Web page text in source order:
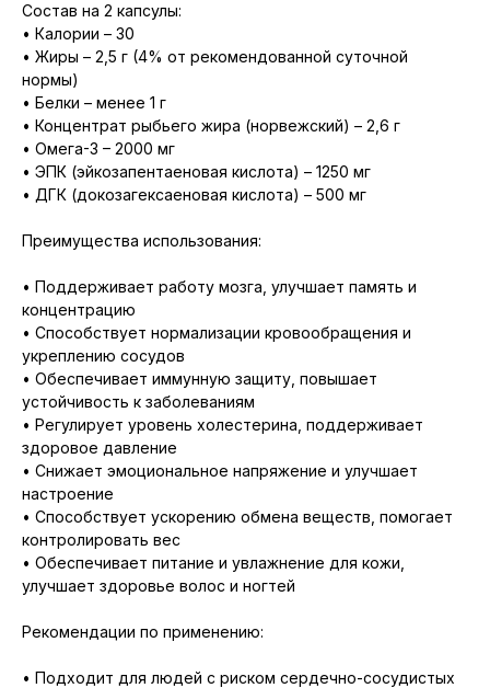
Состав на 2 капсулы:
• Калории – 30
• Жиры – 2,5 г (4% от рекомендованной суточной
нормы)
• Белки – менее 1 г
• Концентрат рыбьего жира (норвежский) – 2,6 г
• Омега-3 – 2000 мг
• ЭПК (эйкозапентаеновая кислота) – 1250 мг
• ДГК (докозагексаеновая кислота) – 500 мг
Преимущества использования:
• Поддерживает работу мозга, улучшает память и
концентрацию
• Способствует нормализации кровообращения и
укреплению сосудов
• Обеспечивает иммунную защиту, повышает
устойчивость к заболеваниям
• Регулирует уровень холестерина, поддерживает
здоровое давление
• Снижает эмоциональное напряжение и улучшает
настроение
• Способствует ускорению обмена веществ, помогает
контролировать вес
• Обеспечивает питание и увлажнение для кожи,
улучшает здоровье волос и ногтей
Рекомендации по применению:
• Подходит для людей с риском сердечно-сосудистых